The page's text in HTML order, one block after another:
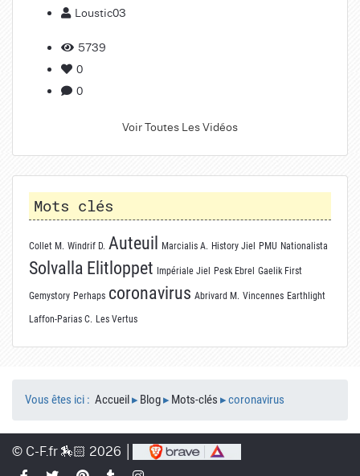
Loustic03
5739
0
0
Voir Toutes Les Vidéos
Mots clés
Collet M. Windrif D. Auteuil Marcialis A. History Jiel PMU Nationalista
Solvalla Elitloppet Impériale Jiel Pesk Ebrel Gaelik First
Gemystory Perhaps coronavirus Abrivard M. Vincennes Earthlight
Laffon-Parias C. Les Vertus
Vous êtes ici : Accueil▸ Blog▸ Mots-clés ▸coronavirus
© C-F.fr 🏇🏻 2026 │